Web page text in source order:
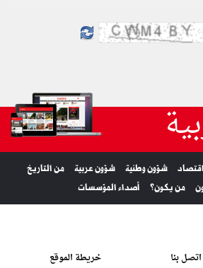
اقتصاد شؤون وطنية شؤون عربية
من التاريخ
من يكون؟ أصداء المؤسسات
اتصل بنا خريطة الموقع